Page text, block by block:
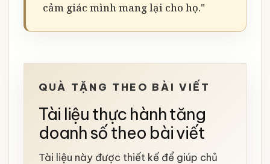
cảm giác mình mang lại cho họ."
QUÀ TẶNG THEO BÀI VIẾT
Tài liệu thực hành tăng
doanh số theo bài viết
Tài liệu này được thiết kế để giúp chủ